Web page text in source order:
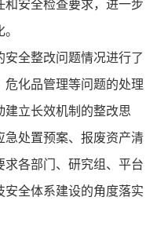
安全检查要求，进一步
全整改问题情况进行了
化品管理等问题的处理
建立长效机制的整改思
急处置预案、报废资产清
各部门、研究组、平台
全体系建设的角度落实